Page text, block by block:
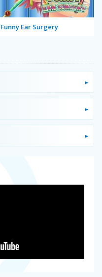
Funny Ear Surgery